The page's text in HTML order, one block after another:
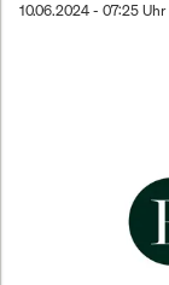
10.06.2024 - 07:25 Uhr